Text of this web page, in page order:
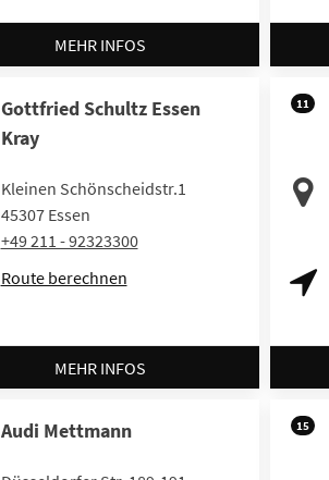
MEHR INFOS
Gottfried Schultz Essen
Kray
Kleinen Schönscheidstr.1
45307 Essen
+49 211 - 92323300
Route berechnen
MEHR INFOS
11
Audi Mettmann 15